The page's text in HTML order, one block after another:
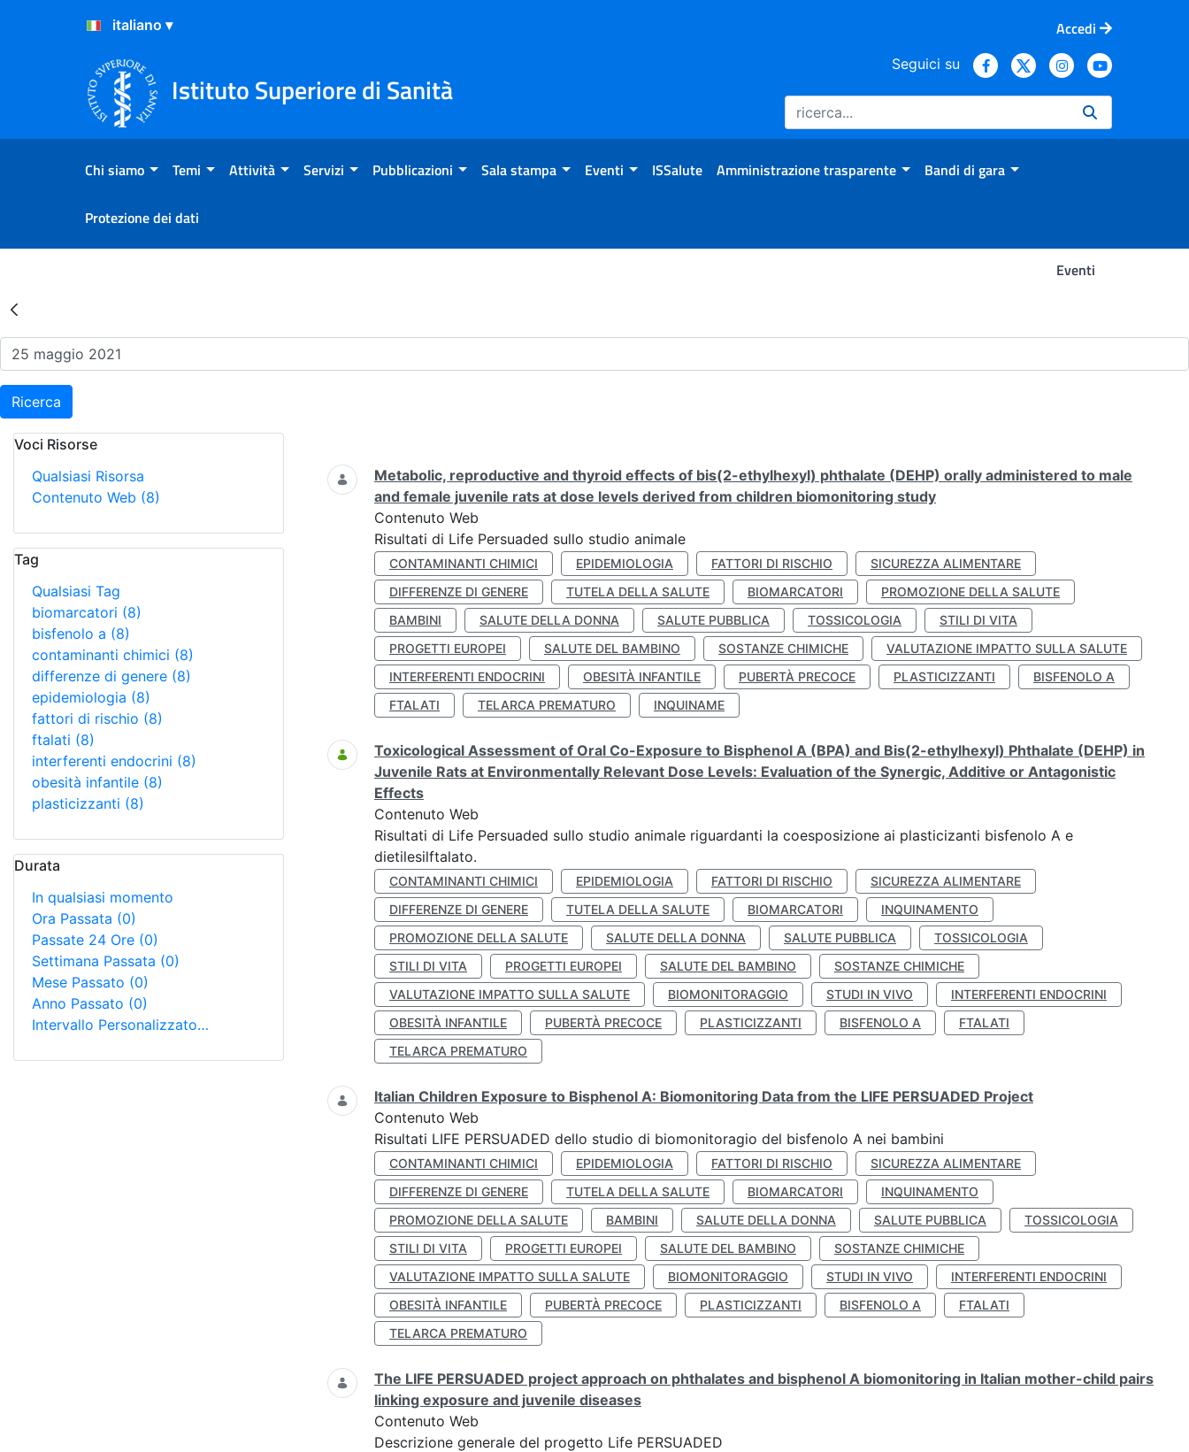
Salta al Contenuto
Salta al Footer
Accedi
Istituto Superiore di Sanità
Seguici su
Chi siamo Temi Attività Servizi Pubblicazioni Sala stampa Eventi ISSalute Amministrazione trasparente Bandi di gara
Protezione dei dati
Eventi
Risultati della Ricerca - Eventi
Ricerca
Voci Risorse
Qualsiasi Risorsa
Contenuto Web (8)
Tag
Qualsiasi Tag
biomarcatori (8)
bisfenolo a (8)
contaminanti chimici (8)
differenze di genere (8)
epidemiologia (8)
fattori di rischio (8)
ftalati (8)
interferenti endocrini (8)
obesità infantile (8)
plasticizzanti (8)
Durata
In qualsiasi momento
Ora Passata (0)
Passate 24 Ore (0)
Settimana Passata (0)
Mese Passato (0)
Anno Passato (0)
Intervallo Personalizzato…
Ricerca
Metabolic, reproductive and thyroid effects of bis(2-ethylhexyl) phthalate (DEHP) orally administered to male
and female juvenile rats at dose levels derived from children biomonitoring study
Contenuto Web
Risultati di Life Persuaded sullo studio animale
CONTAMINANTI CHIMICI EPIDEMIOLOGIA FATTORI DI RISCHIO
SICUREZZA ALIMENTARE
DIFFERENZE DI GENERE
TUTELA DELLA SALUTE BIOMARCATORI
PROMOZIONE DELLA SALUTE
BAMBINI
SALUTE DELLA DONNA SALUTE PUBBLICA TOSSICOLOGIA
STILI DI VITA
PROGETTI EUROPEI
SALUTE DEL BAMBINO SOSTANZE CHIMICHE
VALUTAZIONE IMPATTO SULLA SALUTE
INTERFERENTI ENDOCRINI
OBESITÀ INFANTILE PUBERTÀ PRECOCE PLASTICIZZANTI
BISFENOLO A
FTALATI
TELARCA PREMATURO INQUINAME
Toxicological Assessment of Oral Co-Exposure to Bisphenol A (BPA) and Bis(2-ethylhexyl) Phthalate (DEHP) in
Juvenile Rats at Environmentally Relevant Dose Levels: Evaluation of the Synergic, Additive or Antagonistic
Effects
Contenuto Web
Risultati di Life Persuaded sullo studio animale riguardanti la coesposizione ai plasticizanti bisfenolo A e
dietilesilftalato.
CONTAMINANTI CHIMICI EPIDEMIOLOGIA FATTORI DI RISCHIO
SICUREZZA ALIMENTARE
DIFFERENZE DI GENERE
TUTELA DELLA SALUTE BIOMARCATORI
INQUINAMENTO
PROMOZIONE DELLA SALUTE
SALUTE DELLA DONNA SALUTE PUBBLICA
TOSSICOLOGIA
STILI DI VITA
PROGETTI EUROPEI SALUTE DEL BAMBINO
SOSTANZE CHIMICHE
VALUTAZIONE IMPATTO SULLA SALUTE
BIOMONITORAGGIO STUDI IN VIVO
INTERFERENTI ENDOCRINI
OBESITÀ INFANTILE
PUBERTÀ PRECOCE PLASTICIZZANTI BISFENOLO A
FTALATI
TELARCA PREMATURO
Italian Children Exposure to Bisphenol A: Biomonitoring Data from the LIFE PERSUADED Project
Contenuto Web
Risultati LIFE PERSUADED dello studio di biomonitoragio del bisfenolo A nei bambini
CONTAMINANTI CHIMICI EPIDEMIOLOGIA FATTORI DI RISCHIO
SICUREZZA ALIMENTARE
DIFFERENZE DI GENERE
TUTELA DELLA SALUTE BIOMARCATORI
INQUINAMENTO
PROMOZIONE DELLA SALUTE
BAMBINI SALUTE DELLA DONNA SALUTE PUBBLICA
TOSSICOLOGIA
STILI DI VITA
PROGETTI EUROPEI SALUTE DEL BAMBINO
SOSTANZE CHIMICHE
VALUTAZIONE IMPATTO SULLA SALUTE
BIOMONITORAGGIO STUDI IN VIVO
INTERFERENTI ENDOCRINI
OBESITÀ INFANTILE
PUBERTÀ PRECOCE PLASTICIZZANTI BISFENOLO A
FTALATI
TELARCA PREMATURO
The LIFE PERSUADED project approach on phthalates and bisphenol A biomonitoring in Italian mother-child pairs
linking exposure and juvenile diseases
Contenuto Web
Descrizione generale del progetto Life PERSUADED